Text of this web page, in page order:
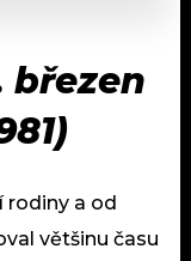
březen
rodiny a od
většinu času